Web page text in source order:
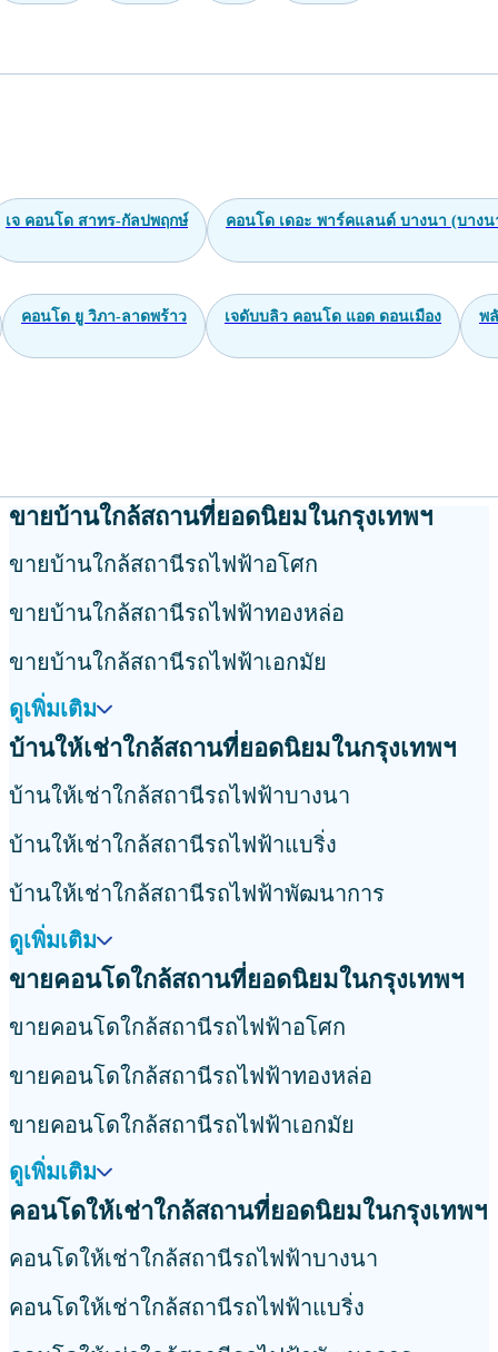
เจ คอนโด สาทร-กัลปพฤกษ์ คอนโด เดอะ พาร์คแลนด์ บางนา (บางน
คอนโด ยู วิภา-ลาดพร้าว เจดับบลิว คอนโด แอด ดอนเมือง พ
ขายบ้านใกล้สถานที่ยอดนิยมในกรุงเทพฯ
ขายบ้านใกล้สถานีรถไฟฟ้าอโศก
ขายบ้านใกล้สถานีรถไฟฟ้าทองหล่อ
ขายบ้านใกล้สถานีรถไฟฟ้าเอกมัย
ดูเพิ่มเติม
บ้านให้เช่าใกล้สถานที่ยอดนิยมในกรุงเทพฯ
บ้านให้เช่าใกล้สถานีรถไฟฟ้าบางนา
บ้านให้เช่าใกล้สถานีรถไฟฟ้าแบริ่ง
บ้านให้เช่าใกล้สถานีรถไฟฟ้าพัฒนาการ
ดูเพิ่มเติม
ขายคอนโดใกล้สถานที่ยอดนิยมในกรุงเทพฯ
ขายคอนโดใกล้สถานีรถไฟฟ้าอโศก
ขายคอนโดใกล้สถานีรถไฟฟ้าทองหล่อ
ขายคอนโดใกล้สถานีรถไฟฟ้าเอกมัย
ดูเพิ่มเติม
คอนโดให้เช่าใกล้สถานที่ยอดนิยมในกรุงเทพฯ
คอนโดให้เช่าใกล้สถานีรถไฟฟ้าบางนา
คอนโดให้เช่าใกล้สถานีรถไฟฟ้าแบริ่ง